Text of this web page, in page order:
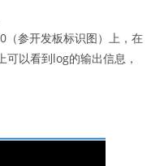
（参开发板标识图）上，在
可以看到log的输出信息，